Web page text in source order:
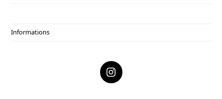
Informations
I
n